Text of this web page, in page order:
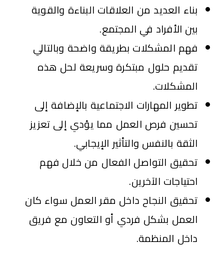
بناء العديد من العلاقات البناءة والقوية
بين الأفراد في المجتمع.
فهم المشكلات بطريقة واضحة وبالتالي
تقديم حلول مبتكرة وسريعة لحل هذه
المشكلات.
تطوير المهارات الاجتماعية بالإضافة إلى
تحسين فرص العمل مما يؤدي إلى تعزيز
الثقة بالنفس والتأثير الإيجابي.
تحقيق التواصل الفعال من خلال فهم
احتياجات الآخرين.
تحقيق النجاح داخل مقر العمل سواء كان
العمل بشكل فردي أو التعاون مع فريق
داخل المنظمة.